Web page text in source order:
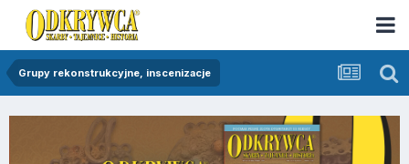
Grupy rekonstrukcyjne, inscenizacje